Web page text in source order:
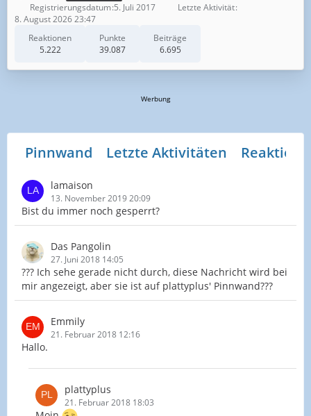
Reaktionen
5.222
Punkte
39.087
Beiträge
6.695
Registrierungsdatum 5. Juli 2017
Letzte Aktivität
8. August 2026 23:47
Werbung
Pinnwand Letzte Aktivitäten
lamaison
13. November 2019 20:09
Bist du immer noch gesperrt?
Das Pangolin
27. Juni 2018 14:05
??? Ich sehe gerade nicht durch, diese Nachricht wird bei
mir angezeigt, aber sie ist auf plattyplus' Pinnwand???
Emmily
21. Februar 2018 12:16
Hallo.
plattyplus
21. Februar 2018 18:03